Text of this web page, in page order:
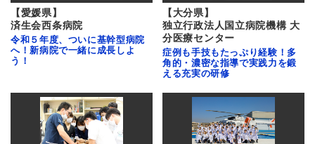
【愛媛県】
済生会西条病院
令和５年度、ついに基幹型病院
へ！新病院で一緒に成長しよ
う！
【大分県】
独立行政法人国立病院機構 大
分医療センター
症例も手技もたっぷり経験！多
角的・濃密な指導で実践力を鍛
える充実の研修